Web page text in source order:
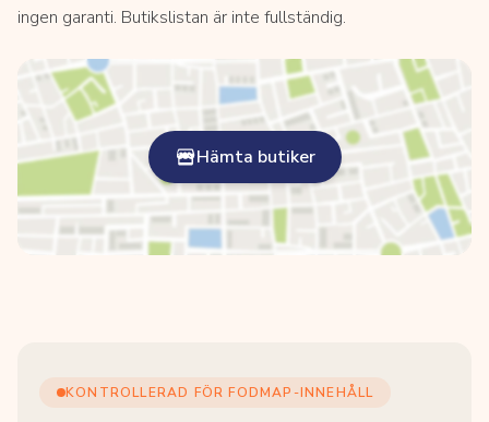
ingen garanti. Butikslistan är inte fullständig.
Hämta butiker
KONTROLLERAD FÖR FODMAP-INNEHÅLL